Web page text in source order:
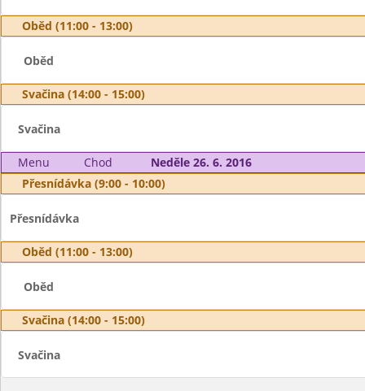
Oběd (11:00 - 13:00)
Oběd
Svačina (14:00 - 15:00)
Svačina
Menu Chod
Neděle 26. 6. 2016
Přesnídávka (9:00 - 10:00)
Přesnídávka
Oběd (11:00 - 13:00)
Oběd
Svačina (14:00 - 15:00)
Svačina